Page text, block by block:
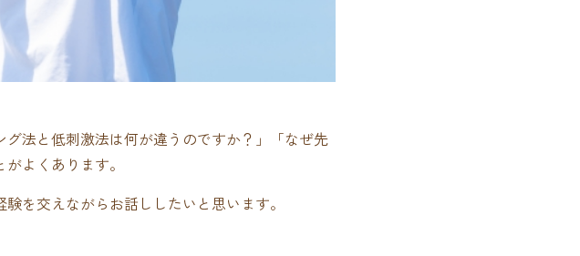
法と低刺激法は何が違うのですか？」「なぜ先
よくあります。
を交えながらお話ししたいと思います。